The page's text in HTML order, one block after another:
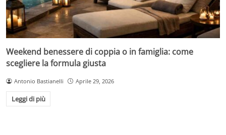
Weekend benessere di coppia o in famiglia: come
scegliere la formula giusta
Antonio Bastianelli Aprile 29, 2026
Leggi di più